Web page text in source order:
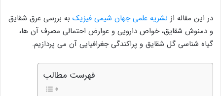
در این مقاله از نشریه علمی جهان شیمی فیزیک به بررسی عرق شقایق
و دمنوش شقایق، خواص دارویی و عوارض احتمالی مصرف آن ها،
گیاه شناسی گل شقایق و پراکندگی جغرافیایی آن می پردازیم.
فهرست مطالب